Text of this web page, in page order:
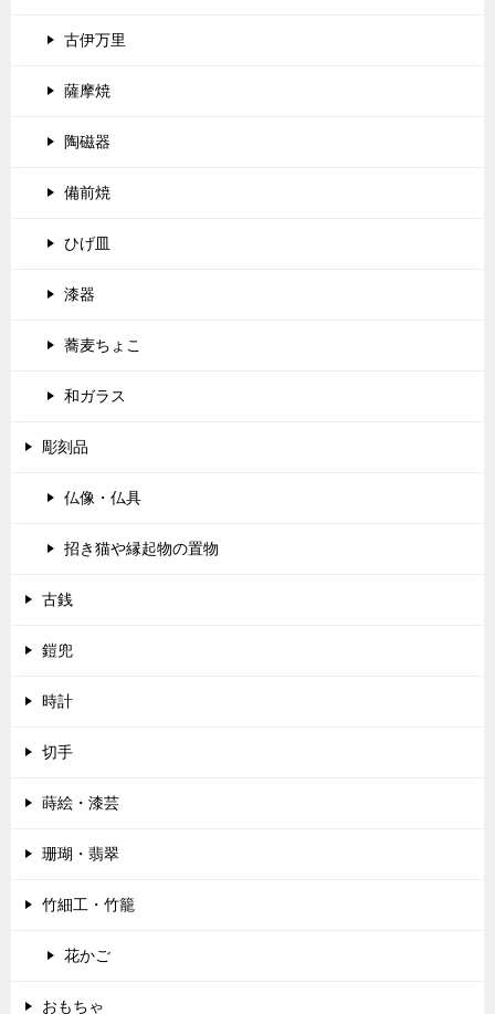
古伊万里
薩摩焼
陶磁器
備前焼
ひげ皿
漆器
蕎麦ちょこ
和ガラス
彫刻品
仏像・仏具
招き猫や縁起物の置物
古銭
鎧兜
時計
切手
蒔絵・漆芸
珊瑚・翡翠
竹細工・竹籠
花かご
おもちゃ